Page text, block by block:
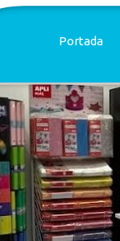
Portada